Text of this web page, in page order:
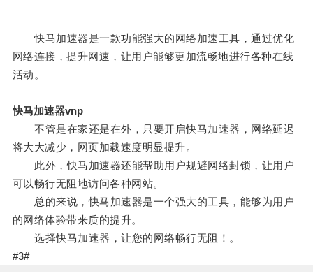
快马加速器是一款功能强大的网络加速工具，通过优化
网络连接，提升网速，让用户能够更加流畅地进行各种在线
活动。
快马加速器vnp
不管是在家还是在外，只要开启快马加速器，网络延迟
将大大减少，网页加载速度明显提升。
此外，快马加速器还能帮助用户规避网络封锁，让用户
可以畅行无阻地访问各种网站。
总的来说，快马加速器是一个强大的工具，能够为用户
的网络体验带来质的提升。
选择快马加速器，让您的网络畅行无阻！。
#3#